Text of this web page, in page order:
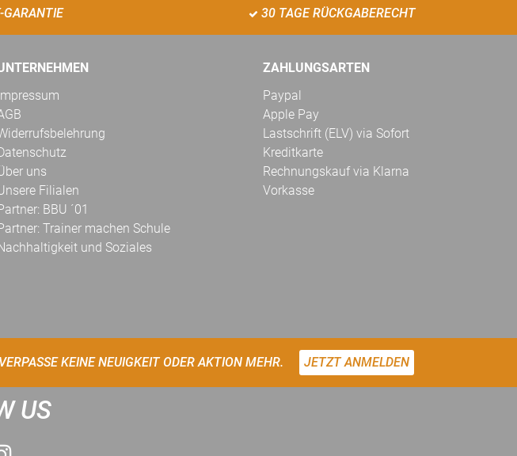
GARANTIE 30 TAGE RÜCKGABERECHT
uns
Filialen
BBU ´01
Trainer machen Schule
und Soziales
ZAHLUNGSARTEN
Paypal
Apple Pay
Lastschrift (ELV) via Sofort
Kreditkarte
Rechnungskauf via Klarna
Vorkasse
KEINE NEUIGKEIT ODER AKTION MEHR. JETZT ANMELDEN
US